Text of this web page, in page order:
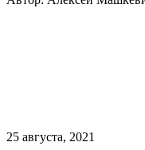
25 августа, 2021